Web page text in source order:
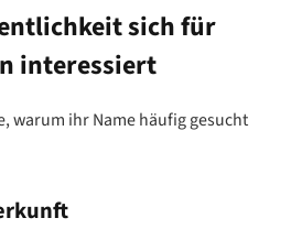
sich für
interessiert
warum ihr Name häufig gesucht